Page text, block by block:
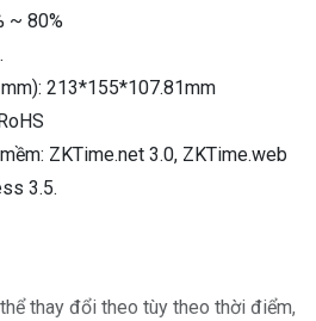
~ 80%
213*155*107.81mm
ZKTime.net 3.0, ZKTime.web
3.5.
thay đổi theo tùy theo thời điểm,